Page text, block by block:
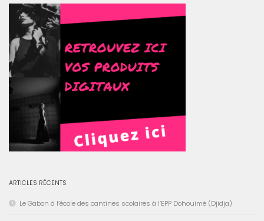
ARTICLES RÉCENTS
Le Gabon à l’école des cantines scolaires à l’EPP Dohouimè (Djidja)